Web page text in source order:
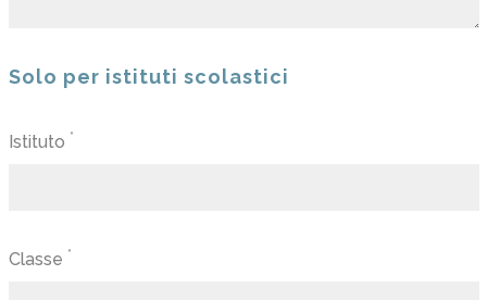
Solo per istituti scolastici
Istituto *
Classe *